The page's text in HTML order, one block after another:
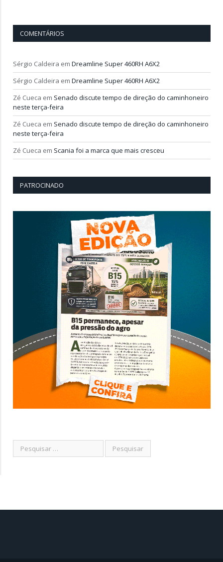
COMENTÁRIOS
Sérgio Caldeira em Dreamline Super 460RH A6X2
Sérgio Caldeira em Dreamline Super 460RH A6X2
Zé Cueca em Senado discute tempo de direção do caminhoneiro
neste terça-feira
Zé Cueca em Senado discute tempo de direção do caminhoneiro
neste terça-feira
Zé Cueca em Scania foi a marca que mais cresceu
PATROCINADO